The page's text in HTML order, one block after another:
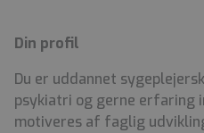
Din profil
Du er uddannet
psykiatri og gerne erfaring
motiveres af faglig